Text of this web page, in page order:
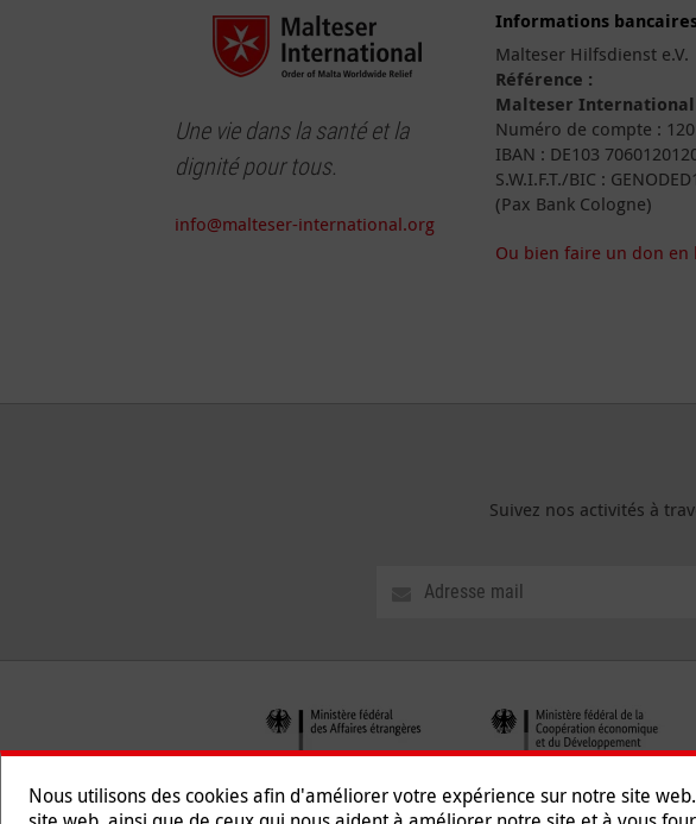
Une vie dans la santé et la
dignité pour tous.
info@malteser-international.org
Informations
Malteser Hilfsdienst e.V.
Référence :
Malteser International
Numéro de compte :
IBAN : DE103
S.W.I.F.T./BIC :
(Pax Bank Cologne)
Ou bien faire un don en
Suivez nos activités à
Nous utilisons des cookies afin d'améliorer votre expérience sur notre site